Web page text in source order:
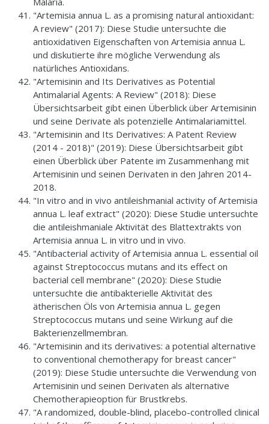
"Artemisia annua L. as a promising natural antioxidant:
A review" (2017): Diese Studie untersuchte die
antioxidativen Eigenschaften von Artemisia annua L.
und diskutierte ihre mögliche Verwendung als
natürliches Antioxidans.
"Artemisinin and Its Derivatives as Potential
Antimalarial Agents: A Review" (2018): Diese
Übersichtsarbeit gibt einen Überblick über Artemisinin
und seine Derivate als potenzielle Antimalariamittel.
"Artemisinin and Its Derivatives: A Patent Review
(2014 - 2018)" (2019): Diese Übersichtsarbeit gibt
einen Überblick über Patente im Zusammenhang mit
Artemisinin und seinen Derivaten in den Jahren 2014-
2018.
"In vitro and in vivo antileishmanial activity of Artemisia
annua L. leaf extract" (2020): Diese Studie untersuchte
die antileishmaniale Aktivität des Blattextrakts von
Artemisia annua L. in vitro und in vivo.
"Antibacterial activity of Artemisia annua L. essential oil
against Streptococcus mutans and its effect on
bacterial cell membrane" (2020): Diese Studie
untersuchte die antibakterielle Aktivität des
ätherischen Öls von Artemisia annua L. gegen
Streptococcus mutans und seine Wirkung auf die
Bakterienzellmembran.
"Artemisinin and its derivatives: a potential alternative
to conventional chemotherapy for breast cancer"
(2019): Diese Studie untersuchte die Verwendung von
Artemisinin und seinen Derivaten als alternative
Chemotherapieoption für Brustkrebs.
"A randomized, double-blind, placebo-controlled clinical